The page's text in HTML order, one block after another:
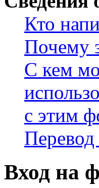
Кто
Почему
С кем
с этим
Вход на